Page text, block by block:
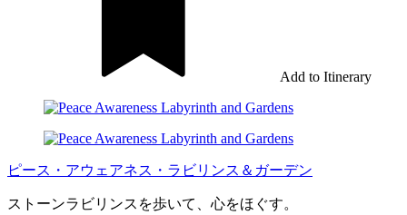
Add to Itinerary
ピース・アウェアネス・ラビリンス＆ガーデン
ストーンラビリンスを歩いて、心をほぐす。